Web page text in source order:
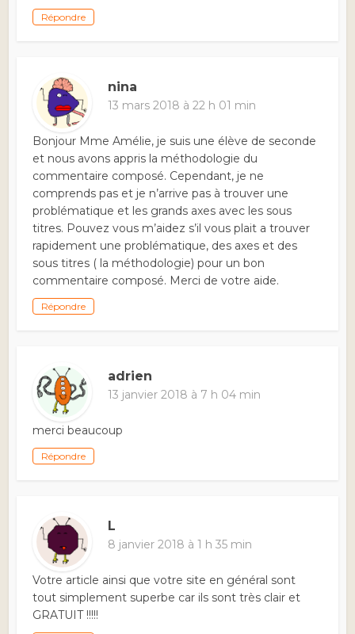
Répondre
nina
13 mars 2018 à 22 h 01 min
Bonjour Mme Amélie, je suis une élève de seconde
et nous avons appris la méthodologie du
commentaire composé. Cependant, je ne
comprends pas et je n’arrive pas à trouver une
problématique et les grands axes avec les sous
titres. Pouvez vous m’aidez s’il vous plait a trouver
rapidement une problématique, des axes et des
sous titres ( la méthodologie) pour un bon
commentaire composé. Merci de votre aide.
Répondre
adrien
13 janvier 2018 à 7 h 04 min
merci beaucoup
Répondre
L
8 janvier 2018 à 1 h 35 min
Votre article ainsi que votre site en général sont
tout simplement superbe car ils sont très clair et
GRATUIT !!!!!